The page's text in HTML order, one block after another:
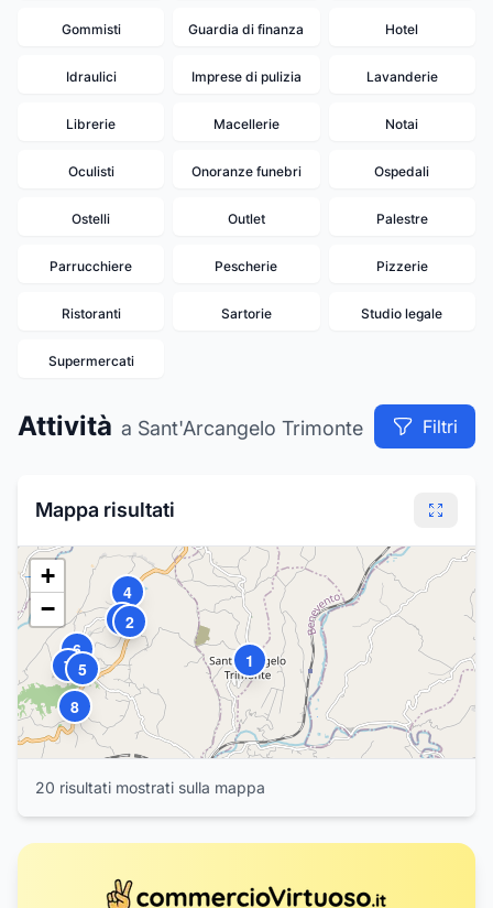
Gommisti Guardia di finanza Hotel
Idraulici Imprese di pulizia Lavanderie
Librerie Macellerie Notai
Oculisti Onoranze funebri Ospedali
Ostelli Outlet Palestre
Parrucchiere Pescherie Pizzerie
Ristoranti Sartorie Studio legale
Supermercati
Attività a Sant'Arcangelo Trimonte Filtri
Mappa risultati
1
2
3
4
5
6
7
8
9
19
+
−
20 risultati mostrati sulla mappa